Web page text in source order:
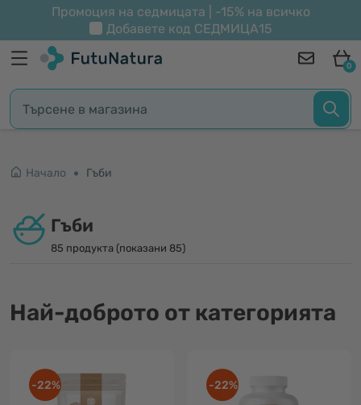
Промоция на седмицата | -15% на всичко
Добавете код СЕДМИЦА15
0
Начало Гъби
Гъби
85 продукта (показани 85)
Най-доброто от категорията
-22% -22%